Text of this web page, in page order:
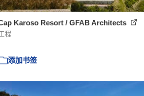
Karoso Resort / GFAB Architects
程
添加书签